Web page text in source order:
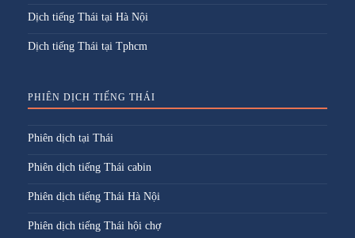
Dịch tiếng Thái tại Hà Nội
Dịch tiếng Thái tại Tphcm
PHIÊN DỊCH TIẾNG THÁI
Phiên dịch tại Thái
Phiên dịch tiếng Thái cabin
Phiên dịch tiếng Thái Hà Nội
Phiên dịch tiếng Thái hội chợ